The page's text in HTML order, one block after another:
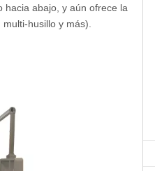
hacia abajo, y aún ofrece la
husillo y más).